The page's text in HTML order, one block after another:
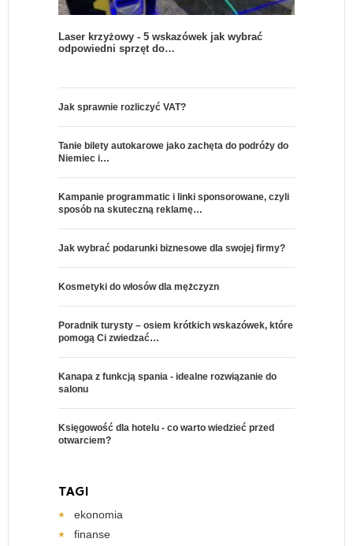
Laser krzyżowy - 5 wskazówek jak wybrać
odpowiedni sprzęt do…
Jak sprawnie rozliczyć VAT?
Tanie bilety autokarowe jako zachęta do podróży do
Niemiec i…
Kampanie programmatic i linki sponsorowane, czyli
sposób na skuteczną reklamę…
Jak wybrać podarunki biznesowe dla swojej firmy?
Kosmetyki do włosów dla mężczyzn
Poradnik turysty – osiem krótkich wskazówek, które
pomogą Ci zwiedzać…
Kanapa z funkcją spania - idealne rozwiązanie do
salonu
Księgowość dla hotelu - co warto wiedzieć przed
otwarciem?
TAGI
ekonomia
finanse